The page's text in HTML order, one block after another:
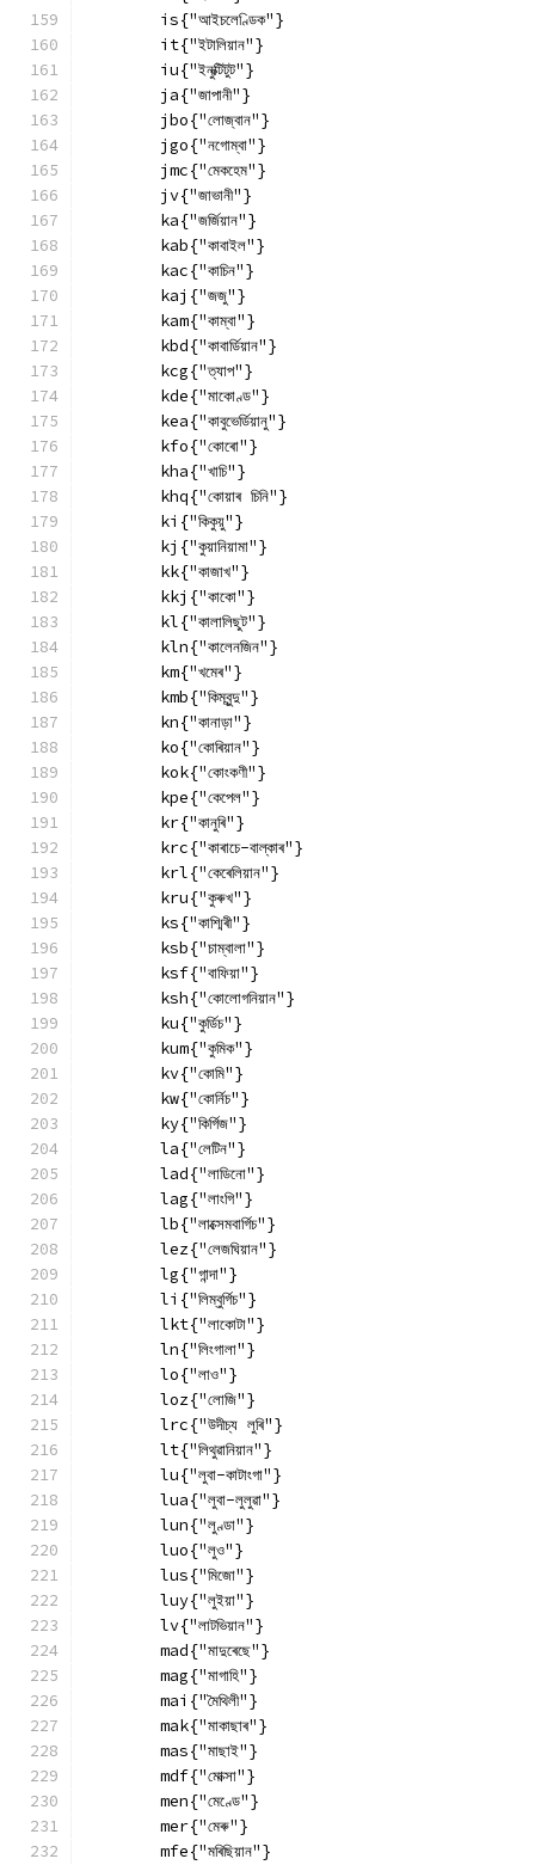
        is{"আইচলেণ্ডিক"}
        it{"ইটালিয়ান"}
        iu{"ইনুক্টিটুট"}
        ja{"জাপানী"}
        jbo{"লোজ্বান"}
        jgo{"নগোম্বা"}
        jmc{"মেকহেম"}
        jv{"জাভানী"}
        ka{"জৰ্জিয়ান"}
        kab{"কাবাইল"}
        kac{"কাচিন"}
        kaj{"জজু"}
        kam{"কাম্বা"}
        kbd{"কাবাৰ্ডিয়ান"}
        kcg{"ত্যাপ"}
        kde{"মাকোণ্ড"}
        kea{"কাবুভেৰ্ডিয়ানু"}
        kfo{"কোৰো"}
        kha{"খাচি"}
        khq{"কোয়াৰ চিনি"}
        ki{"কিকুয়ু"}
        kj{"কুয়ানিয়ামা"}
        kk{"কাজাখ"}
        kkj{"কাকো"}
        kl{"কালালিছুট"}
        kln{"কালেনজিন"}
        km{"খমেৰ"}
        kmb{"কিম্বুন্দু"}
        kn{"কানাড়া"}
        ko{"কোৰিয়ান"}
        kok{"কোংকণী"}
        kpe{"কেপেল"}
        kr{"কানুৰি"}
        krc{"কাৰাচে-বাল্কাৰ"}
        krl{"কেৰেলিয়ান"}
        kru{"কুৰুখ"}
        ks{"কাশ্মিৰী"}
        ksb{"চাম্বালা"}
        ksf{"বাফিয়া"}
        ksh{"কোলোগনিয়ান"}
        ku{"কুৰ্ডিচ"}
        kum{"কুমিক"}
        kv{"কোমি"}
        kw{"কোৰ্নিচ"}
        ky{"কিৰ্গিজ"}
        la{"লেটিন"}
        lad{"লাডিনো"}
        lag{"লাংগি"}
        lb{"লাক্সেমবাৰ্গিচ"}
        lez{"লেজঘিয়ান"}
        lg{"গান্দা"}
        li{"লিম্বুৰ্গিচ"}
        lkt{"লাকোটা"}
        ln{"লিংগালা"}
        lo{"লাও"}
        loz{"লোজি"}
        lrc{"উদীচ্য লুৰি"}
        lt{"লিথুৱানিয়ান"}
        lu{"লুবা-কাটাংগা"}
        lua{"লুবা-লুলুৱা"}
        lun{"লুণ্ডা"}
        luo{"লুও"}
        lus{"মিজো"}
        luy{"লুইয়া"}
        lv{"লাটভিয়ান"}
        mad{"মাদুৰেছে"}
        mag{"মাগাহি"}
        mai{"মৈথিলী"}
        mak{"মাকাছাৰ"}
        mas{"মাছাই"}
        mdf{"মোক্সা"}
        men{"মেণ্ডে"}
        mer{"মেৰু"}
        mfe{"মৰিছিয়ান"}